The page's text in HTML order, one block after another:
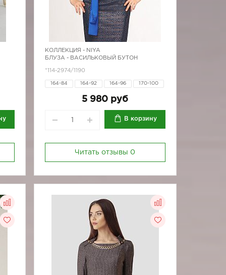
КОЛЛЕКЦИЯ - NIYA
БЛУЗА - ВАСИЛЬКОВЫЙ БУТОН
*114-2974/1190
164-84 164-92 164-96 170-100
5 980 руб
В корзину
Читать отзывы 0